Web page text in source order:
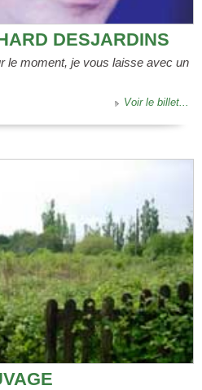
DESJARDINS
le moment, je vous laisse avec un
Voir le billet...